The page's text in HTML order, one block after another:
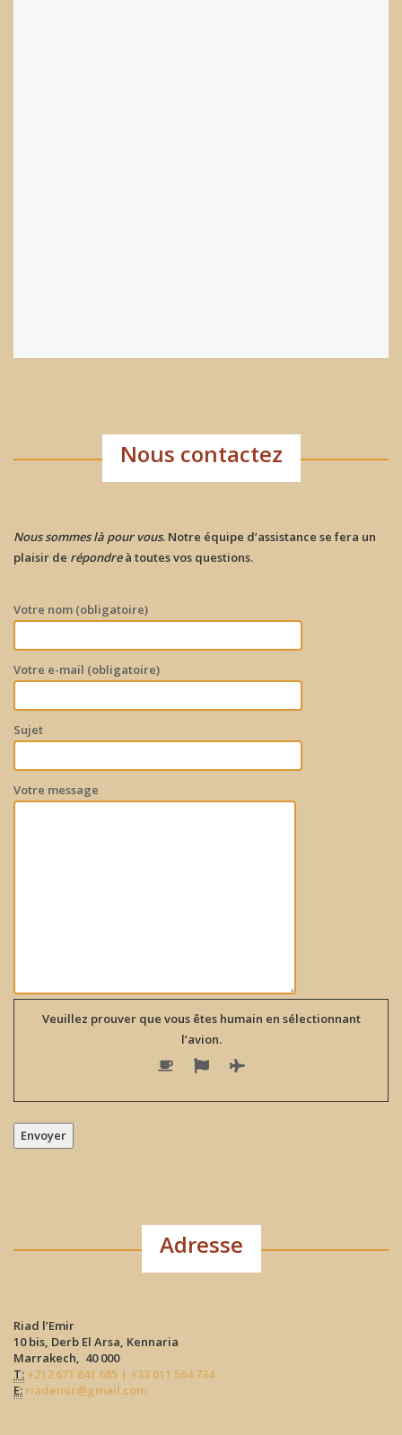
Nous contactez
Nous sommes là pour vous. Notre équipe d’assistance se fera un
plaisir de répondreà toutes vos questions.
Votre nom (obligatoire)
Votre e-mail (obligatoire)
Sujet
Votre message
Veuillez prouver que vous êtes humain en sélectionnant
l’avion.
Adresse
Riad l’Emir
10 bis, Derb El Arsa, Kennaria
Marrakech, 40 000
T: +212 671 841 685 | +33 611 564 734
E: riademir@gmail.com